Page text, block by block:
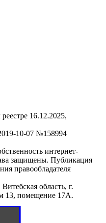
16.12.2025,
10-07 №158994
интернет-
защищены. Публикация
правообладателя
область, г.
13, помещение 17А.